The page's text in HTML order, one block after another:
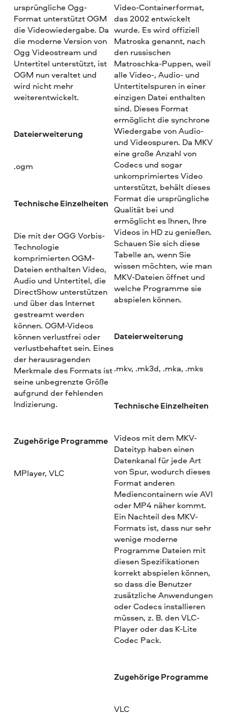
ursprüngliche Ogg-
Format unterstützt OGM
die Videowiedergabe. Da
die moderne Version von
Ogg Videostream und
Untertitel unterstützt, ist
OGM nun veraltet und
wird nicht mehr
weiterentwickelt.
Dateierweiterung
.ogm
Technische Einzelheiten
Die mit der OGG Vorbis-
Technologie
komprimierten OGM-
Dateien enthalten Video,
Audio und Untertitel, die
DirectShow unterstützen
und über das Internet
gestreamt werden
können. OGM-Videos
können verlustfrei oder
verlustbehaftet sein. Eines
der herausragenden
Merkmale des Formats ist
seine unbegrenzte Größe
aufgrund der fehlenden
Indizierung.
Zugehörige Programme
MPlayer, VLC
Video-Containerformat,
das 2002 entwickelt
wurde. Es wird offiziell
Matroska genannt, nach
den russischen
Matroschka-Puppen, weil
alle Video-, Audio- und
Untertitelspuren in einer
einzigen Datei enthalten
sind. Dieses Format
ermöglicht die synchrone
Wiedergabe von Audio-
und Videospuren. Da MKV
eine große Anzahl von
Codecs und sogar
unkomprimiertes Video
unterstützt, behält dieses
Format die ursprüngliche
Qualität bei und
ermöglicht es Ihnen, Ihre
Videos in HD zu genießen.
Schauen Sie sich diese
Tabelle an, wenn Sie
wissen möchten, wie man
MKV-Dateien öffnet und
welche Programme sie
abspielen können.
Dateierweiterung
.mkv, .mk3d, .mka, .mks
Technische Einzelheiten
Videos mit dem MKV-
Dateityp haben einen
Datenkanal für jede Art
von Spur, wodurch dieses
Format anderen
Mediencontainern wie AVI
oder MP4 näher kommt.
Ein Nachteil des MKV-
Formats ist, dass nur sehr
wenige moderne
Programme Dateien mit
diesen Spezifikationen
korrekt abspielen können,
so dass die Benutzer
zusätzliche Anwendungen
oder Codecs installieren
müssen, z. B. den VLC-
Player oder das K-Lite
Codec Pack.
Zugehörige Programme
VLC